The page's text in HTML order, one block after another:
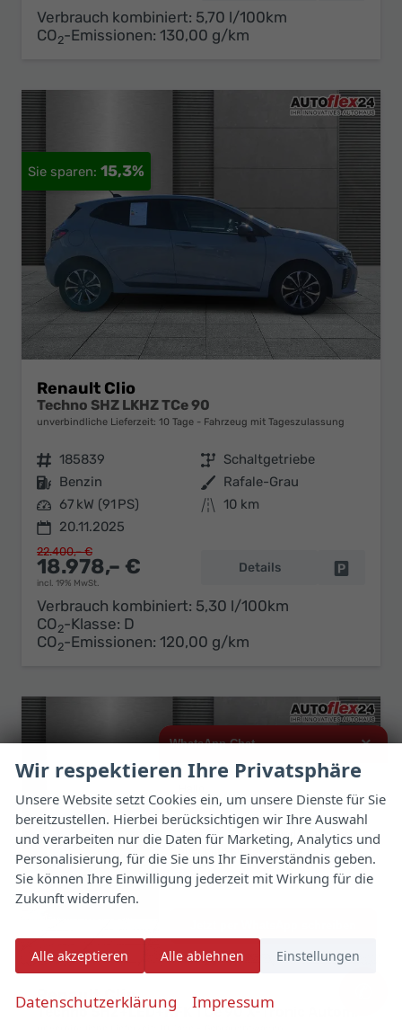
Verbrauch kombiniert: 5,70 l/100km
CO2-Emissionen: 130,00 g/km
15,3%
Renault Clio
Techno SHZ LKHZ TCe 90
unverbindliche Lieferzeit: 10 Tage Fahrzeug mit Tageszulassung
Fahrzeugnr. 185839 Getriebe Schaltgetriebe
Kraftstoff Benzin Außenfarbe Rafale-Grau
Leistung 67 kW (91 PS) Kilometerstand 10 km
20.11.2025
18.978,– €
incl. 19% MwSt.
22.400,– €
Details
Verbrauch kombiniert: 5,30 l/100km
CO2-Klasse: D
CO2-Emissionen: 120,00 g/km
Renault Clio
Techno SHZ+LED+RFK TCe 90 X-Tronic Autom.
WhatsApp Chat ×
ich interessiere mich für das oben
genannte Fahrzeug und freue mich
über Eure Kontaktaufnahme.
Viele Grüße
Wir respektieren Ihre Privatsphäre
Unsere Website setzt Cookies ein, um unsere Dienste für Sie
bereitzustellen. Hierbei berücksichtigen wir Ihre Auswahl
und verarbeiten nur die Daten für Marketing, Analytics und
Personalisierung, für die Sie uns Ihr Einverständnis geben.
Sie können Ihre Einwilligung jederzeit mit Wirkung für die
Zukunft widerrufen.
Alle akzeptieren Alle ablehnen Einstellungen
Datenschutzerklärung Impressum